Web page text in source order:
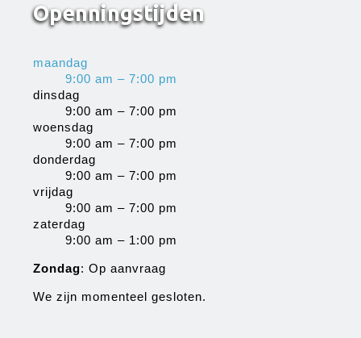
Openningstijden
maandag
9:00 am – 7:00 pm
dinsdag
9:00 am – 7:00 pm
woensdag
9:00 am – 7:00 pm
donderdag
9:00 am – 7:00 pm
vrijdag
9:00 am – 7:00 pm
zaterdag
9:00 am – 1:00 pm
Zondag: Op aanvraag
We zijn momenteel gesloten.